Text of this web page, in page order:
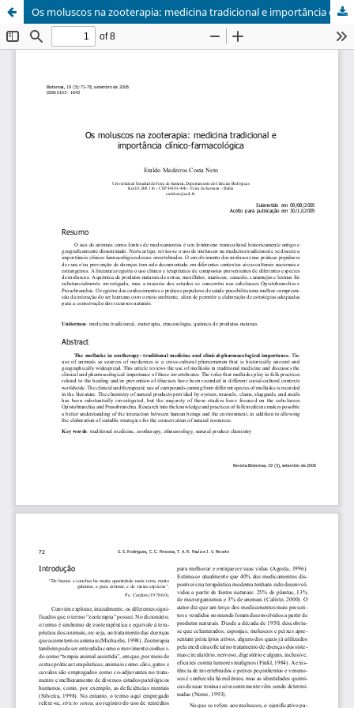
Os moluscos na zooterapia: medicina tradicional e importância clínico-farmacológica